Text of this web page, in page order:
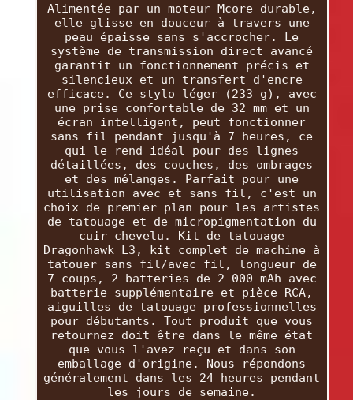
Alimentée par un moteur Mcore durable,
elle glisse en douceur à travers une
peau épaisse sans s'accrocher. Le
système de transmission direct avancé
garantit un fonctionnement précis et
silencieux et un transfert d'encre
efficace. Ce stylo léger (233 g), avec
une prise confortable de 32 mm et un
écran intelligent, peut fonctionner
sans fil pendant jusqu'à 7 heures, ce
qui le rend idéal pour des lignes
détaillées, des couches, des ombrages
et des mélanges. Parfait pour une
utilisation avec et sans fil, c'est un
choix de premier plan pour les artistes
de tatouage et de micropigmentation du
cuir chevelu. Kit de tatouage
Dragonhawk L3, kit complet de machine à
tatouer sans fil/avec fil, longueur de
7 coups, 2 batteries de 2 000 mAh avec
batterie supplémentaire et pièce RCA,
aiguilles de tatouage professionnelles
pour débutants. Tout produit que vous
retournez doit être dans le même état
que vous l'avez reçu et dans son
emballage d'origine. Nous répondons
généralement dans les 24 heures pendant
les jours de semaine.